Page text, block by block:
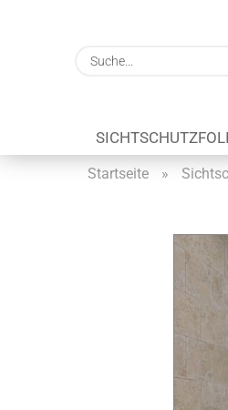
Startseite »